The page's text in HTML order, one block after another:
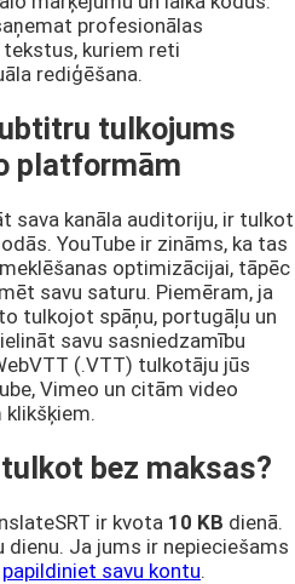
profesionālas
kuriem reti
rediģēšana.
tulkojums
platformām
sava kanāla auditoriju, ir tulkot
YouTube ir zināms, ka tas
optimizācijai, tāpēc
savu saturu. Piemēram, ja
tulkojot spāņu, portugāļu un
savu sasniedzamību
(.VTT) tulkotāju jūs
Vimeo un citām video
bez maksas?
ir kvota 10 KB dienā.
Ja jums ir nepieciešams
papildiniet savu kontu.